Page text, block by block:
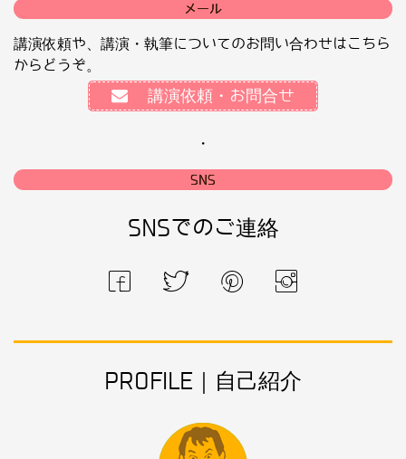
メール
講演依頼や、講演・執筆についてのお問い合わせはこちら
からどうぞ。
講演依頼・お問合せ
・
SNS
SNSでのご連絡
PROFILE｜自己紹介